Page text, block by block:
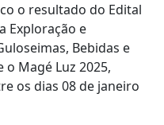
o resultado do Edital
Exploração e
Bebidas e
Magé Luz 2025,
os dias 08 de janeiro